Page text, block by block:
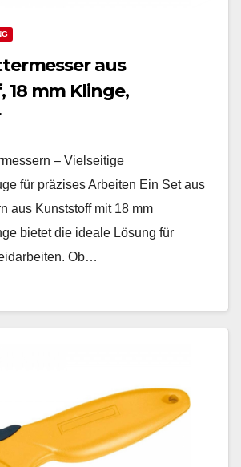
aus
mm Klinge,
– Vielseitige
für präzises Arbeiten Ein Set aus
aus Kunststoff mit 18 mm
bietet die ideale Lösung für
Ob…